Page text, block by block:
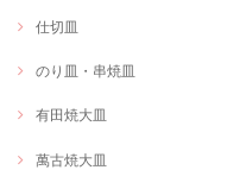
仕切皿
のり皿・串焼皿
有田焼大皿
萬古焼大皿